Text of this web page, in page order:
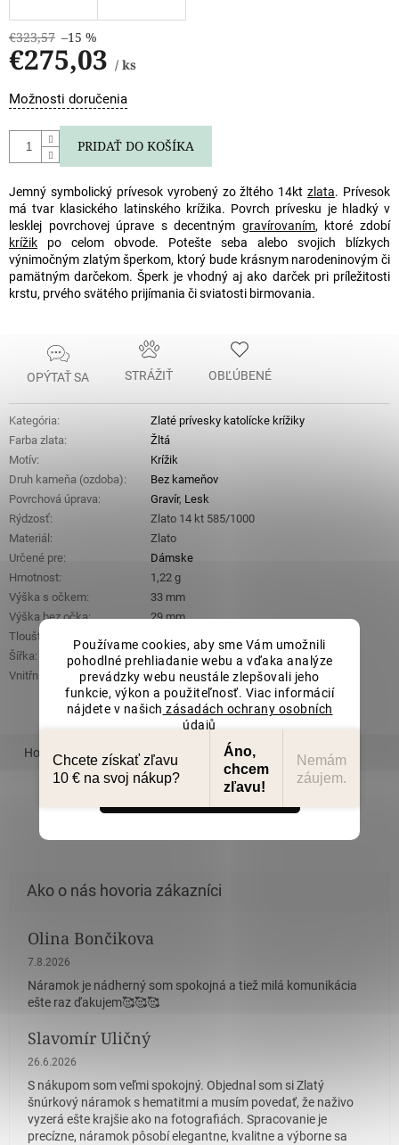
Používame cookies, aby sme Vám umožnili
pohodlné prehliadanie webu a vďaka analýze
prevádzky webu neustále zlepšovali jeho
funkcie, výkon a použiteľnosť. Viac informácií
nájdete v našich zásadách ochrany osobních
údajů
Nastavenie
Súhlasím
€323,57 –15 %
€275,03 / ks
Jednotková
cena:
Možnosti doručenia
PRIDAŤ DO KOŠÍKA
Jemný symbolický prívesok vyrobený zo žltého 14ktzlata. Prívesok
má tvar klasického latinského krížika. Povrch prívesku je hladký v
lesklej povrchovej úprave s decentným gravírovaním, ktoré zdobí
krížik po celom obvode. Potešte seba alebo svojich blízkych
výnimočným zlatým šperkom, ktorý bude krásnym narodeninovým či
pamätným darčekom. Šperk je vhodný aj ako darček pri príležitosti
krstu, prvého svätého prijímania či sviatosti birmovania.
OPÝTAŤ SA STRÁŽIŤ OBĽÚBENÉ
Kategória:
Zlaté prívesky katolícke krížiky
Farba zlata:
Žltá
Motív:
Krížik
Druh kameňa (ozdoba):
Bez kameňov
Povrchová úprava: Gravír, Lesk
Rýdzosť:
Zlato 14 kt 585/1000
Materiál :
Zlato
Určené pre:
Dámske
Hmotnost:
1,22 g
Výška s očkem:
33 mm
Výška bez očka:
29 mm
Tloušťka
1 mm
Šířka:
12 mm
Vnitřní rozměr očka (š x v): 3 mm x 4 mm
Hodnotenie Podobný tovar Súvisiaci tovar
Olina Bončikova
Hodnotenie obchodu je 5 z 5 hviezdičiek.
7.8.2026
Náramok je nádherný som spokojná a tiež milá komunikácia
ešte raz ďakujem🥰🥰🥰
Slavomír Uličný
Hodnotenie obchodu je 5 z 5 hviezdičiek.
26.6.2026
S nákupom som veľmi spokojný. Objednal som si Zlatý
šnúrkový náramok s hematitmi a musím povedať, že naživo
vyzerá ešte krajšie ako na fotografiách. Spracovanie je
precízne, náramok pôsobí elegantne, kvalitne a výborne sa
Chcete získať zľavu
10 € na svoj nákup?
Áno,
chcem
zľavu!
Nemám
záujem.